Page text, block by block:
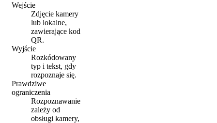
Wejście
Zdjęcie kamery
lub lokalne,
zawierające kod
QR.
Wyjście
Rozkódowany
typ i tekst, gdy
rozpoznaje się.
Prawdziwe
ograniczenia
Rozpoznawanie
zależy od
obsługi kamery,